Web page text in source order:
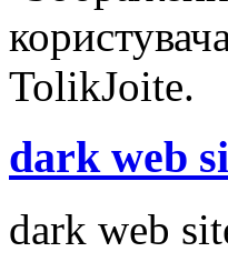
dark web
dark web